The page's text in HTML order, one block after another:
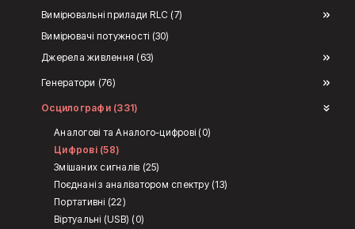
Вимірювальні прилади RLC (7)
Вимірювачі потужності (30)
Джерела живлення (63)
Генератори (76)
Осцилографи (331)
Аналогові та Аналого-цифрові (0)
Цифрові (58)
Змішаних сигналів (25)
Поєднані з аналізатором спектру (13)
Портативні (22)
Віртуальні (USB) (0)